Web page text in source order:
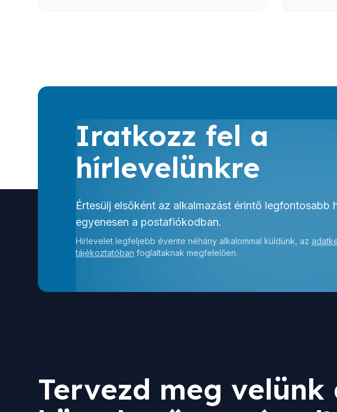
Iratkozz fel a
hírlevelünkre
Értesülj elsőként az alkalmazást érintő legfontosabb
egyenesen a postafiókodban.
Hírlevelet legfeljebb évente néhány alkalommal küldünk, az
tájékoztatóban foglaltaknak megfelelően.
Tervezd meg velünk